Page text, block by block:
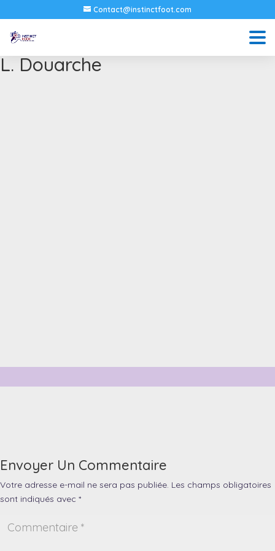
Contact@instinctfoot.com
L. Douarche
Envoyer Un Commentaire
Votre adresse e-mail ne sera pas publiée. Les champs obligatoires
sont indiqués avec *